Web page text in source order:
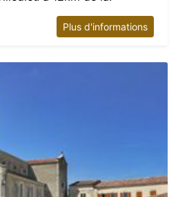
Plus d'informations